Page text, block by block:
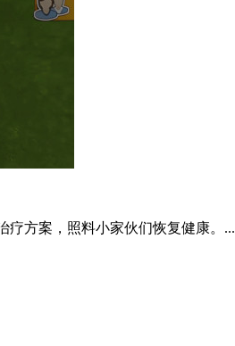
疗方案，照料小家伙们恢复健康。...